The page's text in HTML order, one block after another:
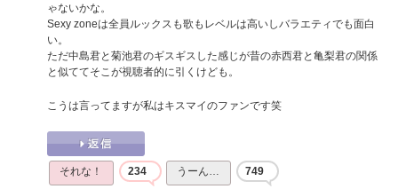
ゃないかな。
Sexy zoneは全員ルックスも歌もレベルは高いしバラエティでも面白
い。
ただ中島君と菊池君のギスギスした感じが昔の赤西君と亀梨君の関係
と似ててそこが視聴者的に引くけども。
こうは言ってますが私はキスマイのファンです笑
それな！ 234 うーん… 749